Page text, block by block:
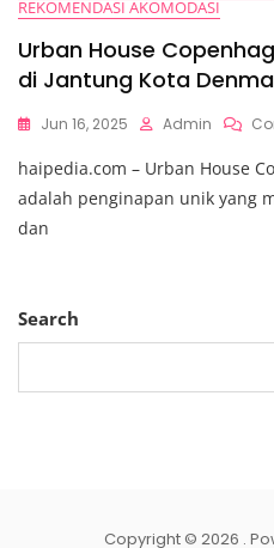
REKOMENDASI AKOMODASI
Urban House
di Jantung Kota
Jun 16, 2025 Admin
haipedia.com – Urban House
adalah penginapan unik yang
dan
Search
Copyright © 2026 .